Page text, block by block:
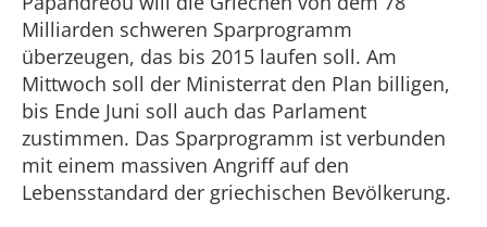
Milliarden schweren Sparprogramm
überzeugen, das bis 2015 laufen soll. Am
Mittwoch soll der Ministerrat den Plan billigen,
bis Ende Juni soll auch das Parlament
zustimmen. Das Sparprogramm ist verbunden
mit einem massiven Angriff auf den
Lebensstandard der griechischen Bevölkerung.